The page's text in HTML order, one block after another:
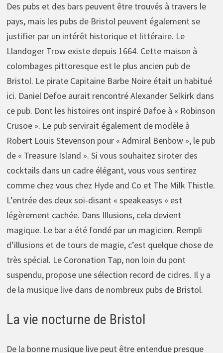
Des pubs et des bars peuvent être trouvés à travers le
pays, mais les pubs de Bristol peuvent également se
justifier par un intérêt historique et littéraire. Le
Llandoger Trow existe depuis 1664. Cette maison à
colombages pittoresque est le plus ancien pub de
Bristol. Le pirate Capitaine Barbe Noire était un habitué
ici. Daniel Defoe aurait rencontré Alexander Selkirk dans
ce pub. Dont les histoires ont inspiré Dafoe à « Robinson
Crusoe ». Le pub servirait également de modèle à
Robert Louis Stevenson pour « Admiral Benbow », le pub
de « Treasure Island ». Si vous souhaitez siroter des
cocktails dans un cadre élégant, vous vous sentirez
comme chez vous chez Hyde and Co et The Milk Thistle.
L’entrée des deux soi-disant « speakeasys » est
légèrement cachée. Dans Illusions, cela devient
magique. Le bar a été fondé par un magicien. Rempli
d’illusions et de tours de magie, c’est quelque chose de
très spécial. Le Coronation Tap, non loin du pont
suspendu, propose une sélection record de cidres. Il y a
de la musique live dans de nombreux pubs de Bristol.
La vie nocturne de Bristol
De la bonne musique live peut être entendue presque